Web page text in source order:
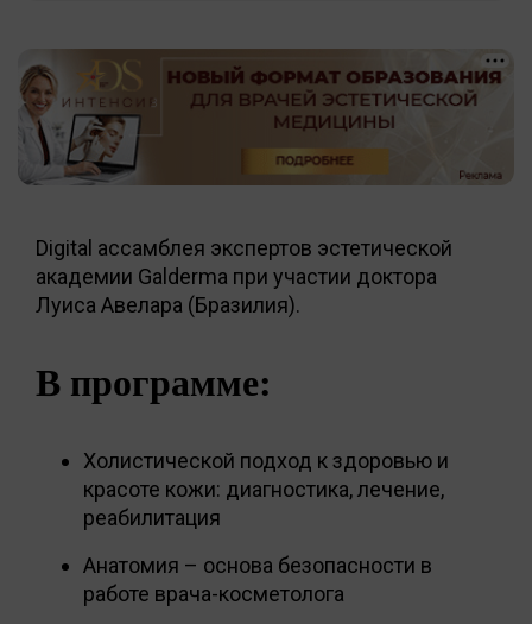
Digital ассамблея экспертов эстетической
академии Galderma при участии доктора
Луиса Авелара (Бразилия).
В программе:
Холистической подход к здоровью и
красоте кожи: диагностика, лечение,
реабилитация
Анатомия – основа безопасности в
работе врача-косметолога